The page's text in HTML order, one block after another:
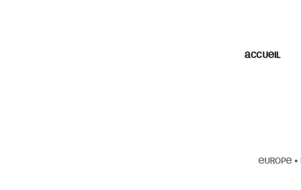
ACCUEIL
EUROPE •